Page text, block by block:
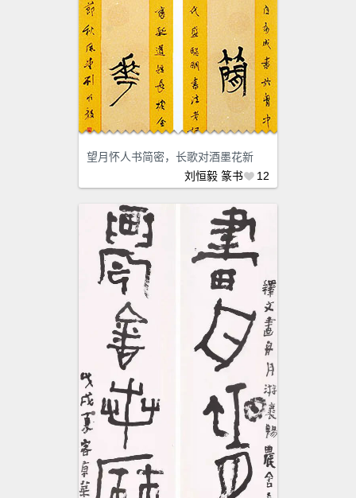
望月怀人书简密，长歌对酒墨花新
刘恒毅 篆书 12